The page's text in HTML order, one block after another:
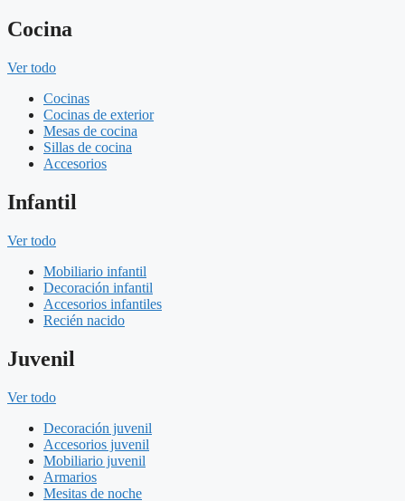
Cocina
Ver todo
Cocinas
Cocinas de exterior
Mesas de cocina
Sillas de cocina
Accesorios
Infantil
Ver todo
Mobiliario infantil
Decoración infantil
Accesorios infantiles
Recién nacido
Juvenil
Ver todo
Decoración juvenil
Accesorios juvenil
Mobiliario juvenil
Armarios
Mesitas de noche